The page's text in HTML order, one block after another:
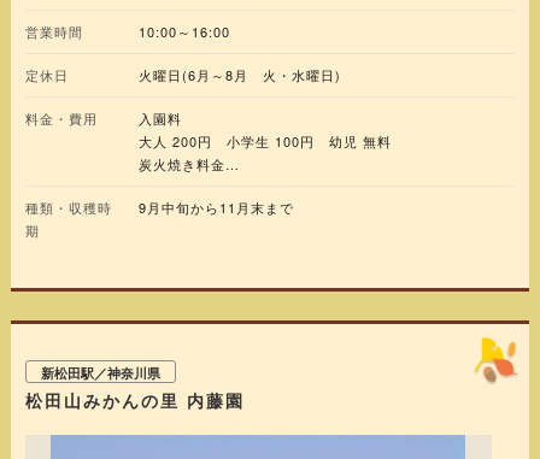
営業時間 10:00～16:00
定休日 火曜日(6月～8月 火・水曜日)
料金・費用
入園料
大人 200円 小学生 100円 幼児 無料
炭火焼き料金
種類・収穫時
期
9月中旬から11月末まで
新松田駅／神奈川県
松田山みかんの里 内藤園